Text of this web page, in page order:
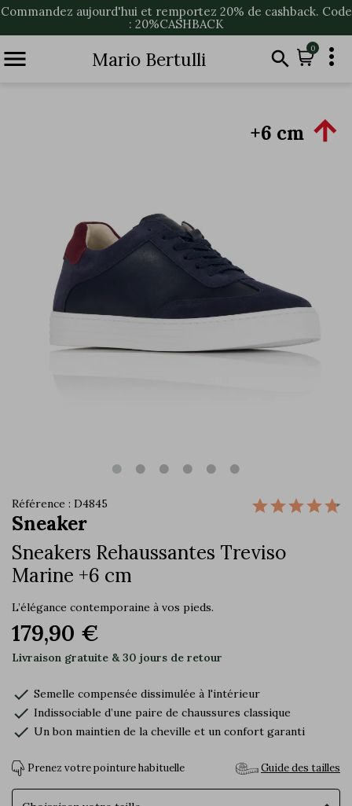
Commandez aujourd'hui et remportez 20% de cashback. Code
: 20%CASHBACK
 Mario Bertulli  0 
+6 cm 
Référence : D4845
Sneaker
Sneakers Rehaussantes Treviso
Marine +6 cm
L’élégance contemporaine à vos pieds.
179,90 €
Livraison gratuite & 30 jours de retour
check Semelle compensée dissimulée à l'intérieur
check Indissociable d’une paire de chaussures classique
check Un bon maintien de la cheville et un confort garanti
Prenez votre pointure habituelle Guide des tailles
Pointure